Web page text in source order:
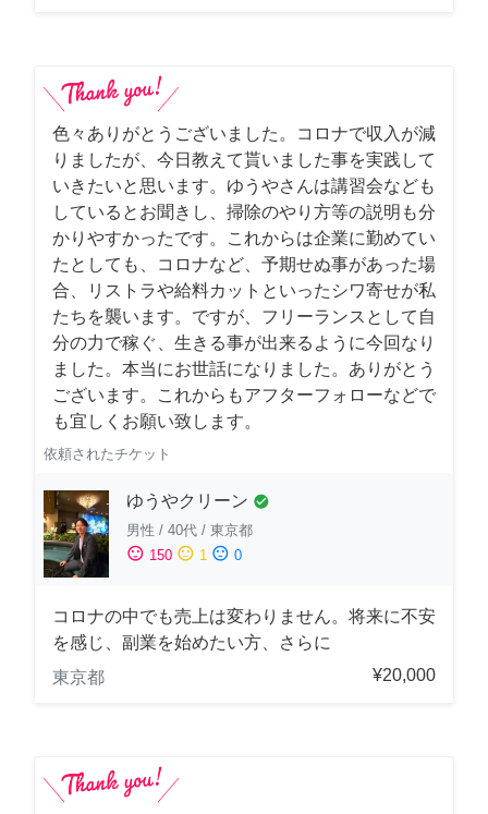
色々ありがとうございました。コロナで収入が減
りましたが、今日教えて貰いました事を実践して
いきたいと思います。ゆうやさんは講習会なども
しているとお聞きし、掃除のやり方等の説明も分
かりやすかったです。これからは企業に勤めてい
たとしても、コロナなど、予期せぬ事があった場
合、リストラや給料カットといったシワ寄せが私
たちを襲います。ですが、フリーランスとして自
分の力で稼ぐ、生きる事が出来るように今回なり
ました。本当にお世話になりました。ありがとう
ございます。これからもアフターフォローなどで
も宜しくお願い致します。
依頼されたチケット
ゆうやクリーン check_circle
男性 / 40代 / 東京都
sentiment_satisfied 150 sentiment_neutral 1 sentiment_dissatisfied 0
コロナの中でも売上は変わりません。将来に不安
を感じ、副業を始めたい方、さらに
東京都
¥20,000